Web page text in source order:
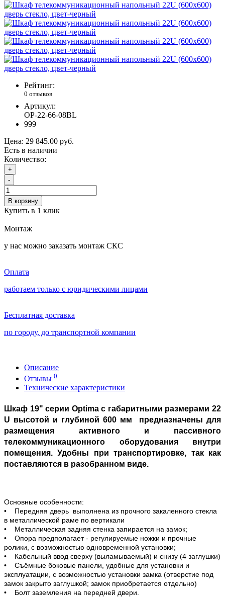
Рейтинг:
0 отзывов
Артикул:
OP-22-66-08BL
999
Цена: 29 845.00 руб.
Есть в наличии
Количество:
+
-
В корзину
Купить в 1 клик
Монтаж
у нас можно заказать монтаж СКС
Оплата
работаем только с юридическими лицами
Бесплатная доставка
по городу, до транспортной компании
Описание
Отзывы 0
Технические характеристики
Шкаф 19" серии Optima с габаритными размерами 22
U высотой и глубиной 600 мм предназначены для
размещения активного и пассивного
телекоммуникационного оборудования внутри
помещения. Удобны при транспортировке, так как
поставляются в разобранном виде.
Основные особенности:
• Передняя дверь выполнена из прочного закаленного стекла
в металлической раме по вертикали
• Металлическая задняя стенка запирается на замок;
• Опора предполагает - регулируемые ножки и прочные
ролики, с возможностью одновременной установки;
• Кабельный ввод сверху (выламываемый) и снизу (4 заглушки)
• Съёмные боковые панели, удобные для установки и
эксплуатации, с возможностью установки замка (отверстие под
замок закрыто заглушкой; замок приобретается отдельно)
• Болт заземления на передней двери.